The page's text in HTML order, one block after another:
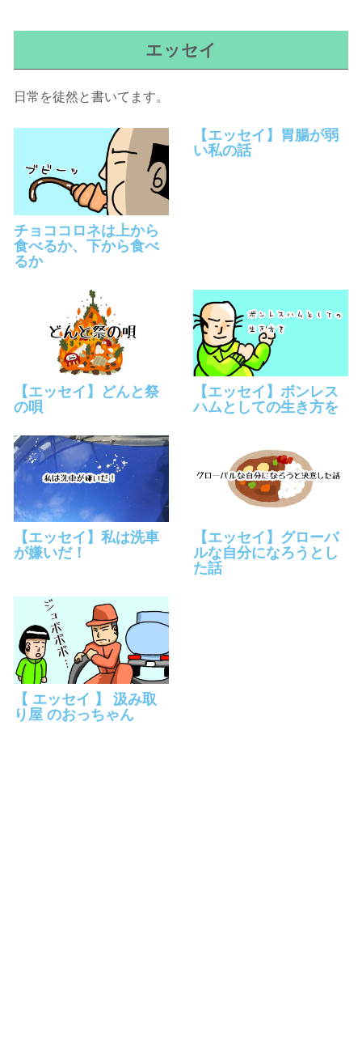
エッセイ
日常を徒然と書いてます。
チョココロネは上から
食べるか、下から食べ
るか
【エッセイ】胃腸が弱
い私の話
【エッセイ】どんと祭
の唄
【エッセイ】ボンレス
ハムとしての生き方を
【エッセイ】私は洗車
が嫌いだ！
【エッセイ】グローバ
ルな自分になろうとし
た話
【 エッセイ 】 汲み取
り屋 のおっちゃん